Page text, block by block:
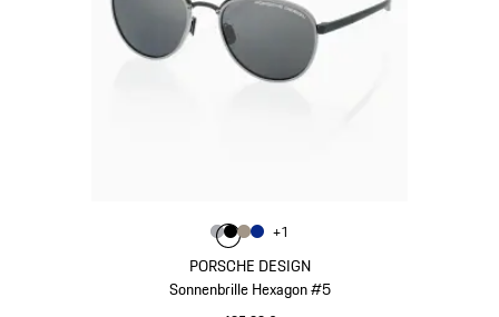
PORSCHE DESIGN
Sonnenbrille Hexagon #5
Farbe
Farbegrau
Farbe schwarz
Farbepalladiummetallic
Farbe
+1